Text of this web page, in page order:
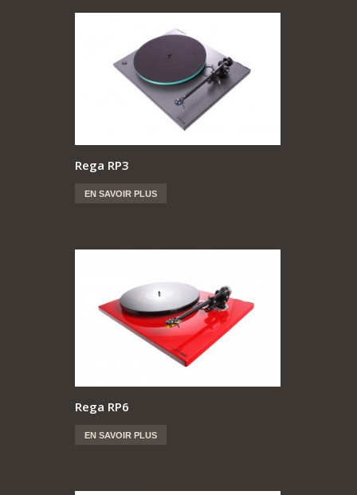
Rega RP3
EN SAVOIR PLUS
Rega RP6
EN SAVOIR PLUS